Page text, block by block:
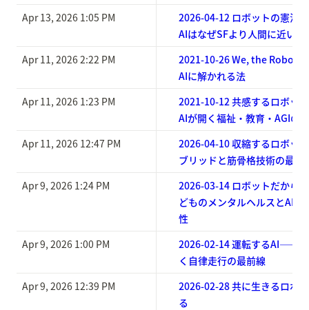
Apr 13, 2026 1:05 PM
2026-04-12 ロボットの憲法
AIはなぜSFより人間に近いの
Apr 11, 2026 2:22 PM
2021-10-26 We, the
AIに解かれる法
Apr 11, 2026 1:23 PM
2021-10-12 共感するロボッ
AIが開く福祉・教育・AGIの
Apr 11, 2026 12:47 PM
2026-04-10 収縮するロボッ
ブリッドと筋骨格技術の最前
Apr 9, 2026 1:24 PM
2026-03-14 ロボットだから
どものメンタルヘルスとAIア
性
Apr 9, 2026 1:00 PM
2026-02-14 運転する
く自律走行の最前線
Apr 9, 2026 12:39 PM
2026-02-28 共に生きるロボ
る